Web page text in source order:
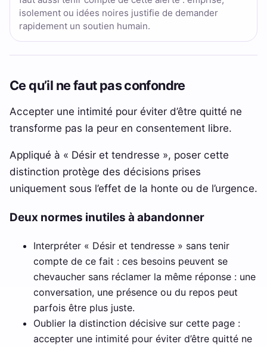
isolement ou idées noires justifie de demander
rapidement un soutien humain.
Ce qu’il ne faut pas confondre
Accepter une intimité pour éviter d’être quitté ne
transforme pas la peur en consentement libre.
Appliqué à « Désir et tendresse », poser cette
distinction protège des décisions prises
uniquement sous l’effet de la honte ou de l’urgence.
Deux normes inutiles à abandonner
Interpréter « Désir et tendresse » sans tenir
compte de ce fait : ces besoins peuvent se
chevaucher sans réclamer la même réponse : une
conversation, une présence ou du repos peut
parfois être plus juste.
Oublier la distinction décisive sur cette page :
accepter une intimité pour éviter d’être quitté ne